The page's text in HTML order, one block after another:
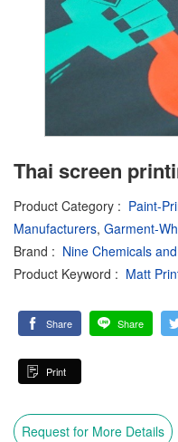
Thai screen
Product Category : Paint-
Manufacturers, Garment-
Brand : Nine Chemicals
Product Keyword : Matt
Share Share
Print
Request for More Details